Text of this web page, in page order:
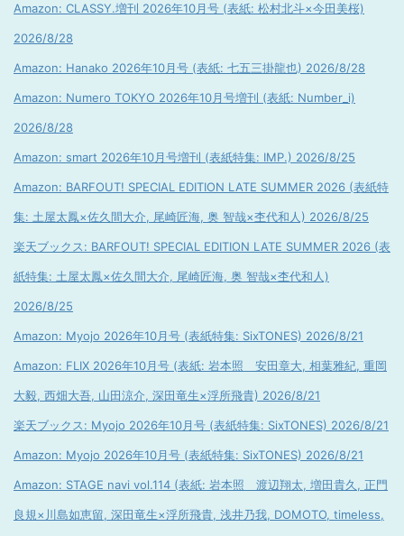
Amazon: CLASSY.増刊 2026年10月号 (表紙: 松村北斗×今田美桜)
2026/8/28
Amazon: Hanako 2026年10月号 (表紙: 七五三掛龍也) 2026/8/28
Amazon: Numero TOKYO 2026年10月号増刊 (表紙: Number_i)
2026/8/28
Amazon: smart 2026年10月号増刊 (表紙特集: IMP.) 2026/8/25
Amazon: BARFOUT! SPECIAL EDITION LATE SUMMER 2026 (表紙特
集: 土屋太鳳×佐久間大介, 尾崎匠海, 奥 智哉×杢代和人) 2026/8/25
楽天ブックス: BARFOUT! SPECIAL EDITION LATE SUMMER 2026 (表
紙特集: 土屋太鳳×佐久間大介, 尾崎匠海, 奥 智哉×杢代和人)
2026/8/25
Amazon: Myojo 2026年10月号 (表紙特集: SixTONES) 2026/8/21
Amazon: FLIX 2026年10月号 (表紙: 岩本照 安田章大, 相葉雅紀, 重岡
大毅, 西畑大吾, 山田涼介, 深田竜生×浮所飛貴) 2026/8/21
楽天ブックス: Myojo 2026年10月号 (表紙特集: SixTONES) 2026/8/21
Amazon: Myojo 2026年10月号 (表紙特集: SixTONES) 2026/8/21
Amazon: STAGE navi vol.114 (表紙: 岩本照 渡辺翔太, 増田貴久, 正門
良規×川島如恵留, 深田竜生×浮所飛貴, 浅井乃我, DOMOTO, timeless,